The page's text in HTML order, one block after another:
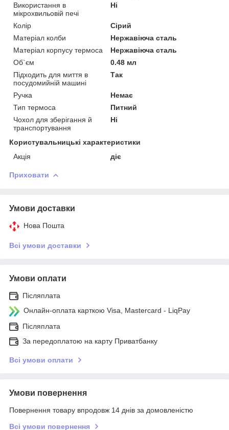
Використання в
мікрохвильовій печі
Ні
Колір
Сірий
Матеріал колби
Нержавіюча сталь
Матеріал корпусу термоса
Нержавіюча сталь
Об`єм
0.48 мл
Підходить для миття в
посудомийній машині
Так
Ручка
Немає
Тип термоса
Питний
Чохол для зберігання й
транспортування
Ні
Користувальницькі характеристики
Акція
діє
Приховати
Умови доставки
Нова Пошта
Всі умови доставки
Умови оплати
Післяплата
Онлайн-оплата карткою Visa, Mastercard - LiqPay
Післяплата
За передоплатою на карту Приватбанку
Всі умови оплати
Умови повернення
Повернення товару впродовж 14 днів за домовленістю
Всі умови повернення